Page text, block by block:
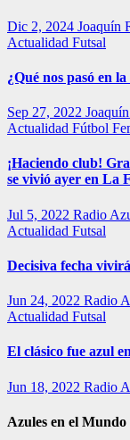
Dic 2, 2024 Joaquín
Actualidad Futsal
¿Qué nos pasó en
Sep 27, 2022
Actualidad Fútbol
¡Haciendo club!
se vivió ayer en La
Jul 5, 2022 Radio
Actualidad Futsal
Decisiva fecha
Jun 24, 2022 Radio
Actualidad Futsal
El clásico fue azul
Jun 18, 2022 Radio
Azules en el Mundo